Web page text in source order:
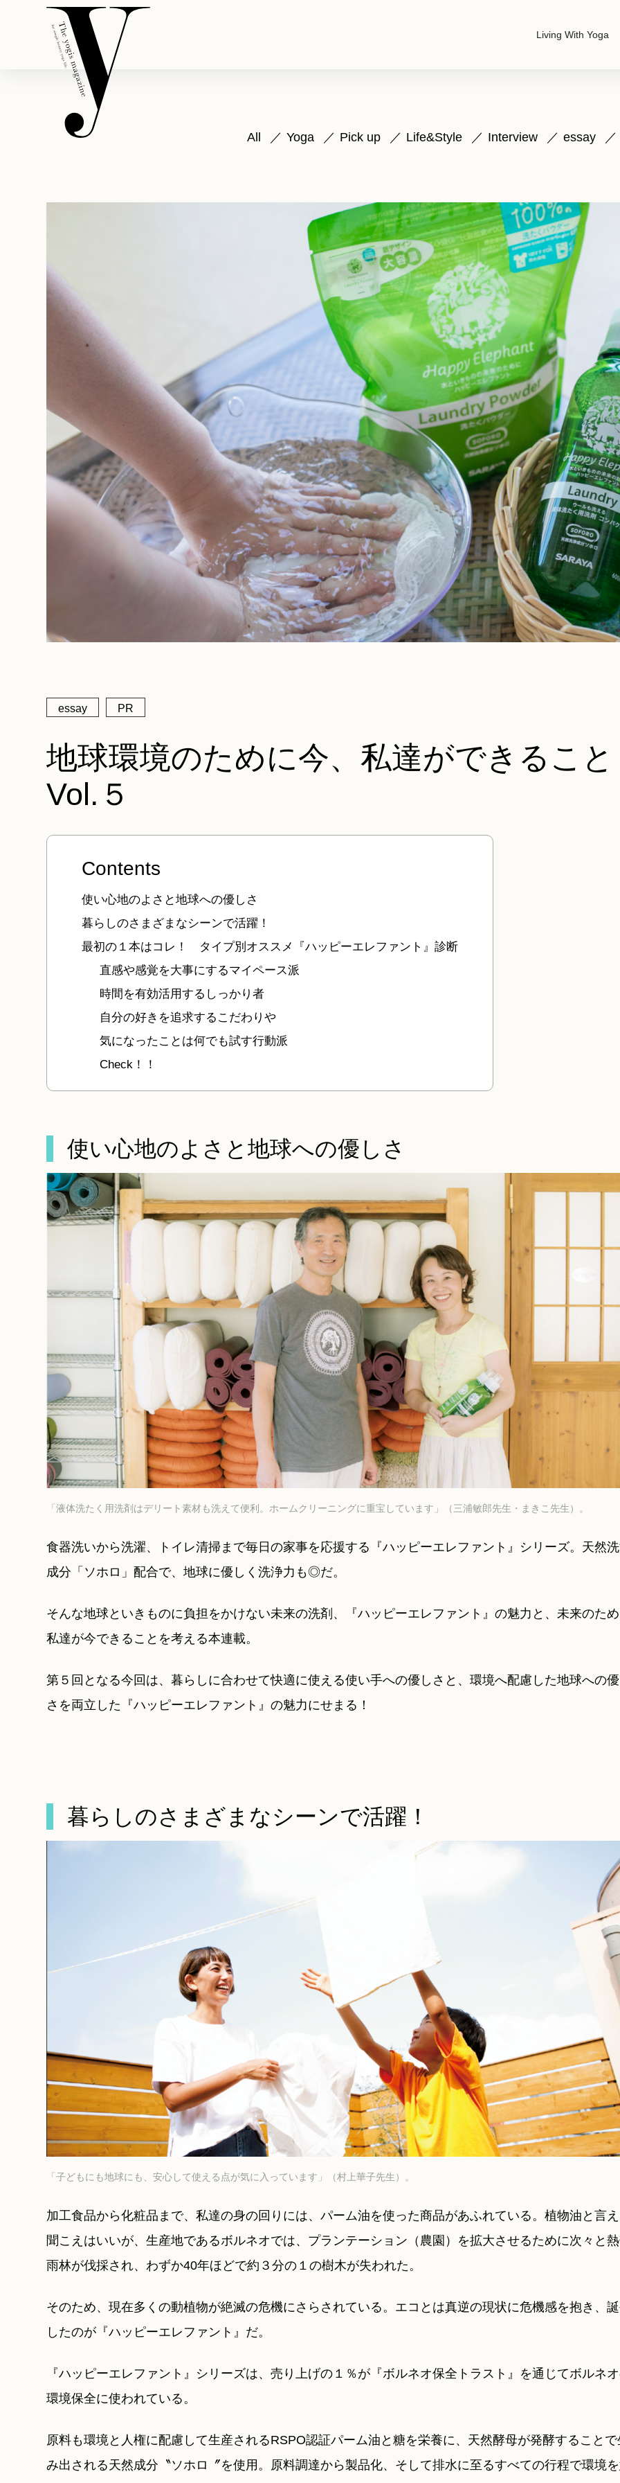
Living With Yoga
All Yoga Pick up Life&Style Interview essay
essay PR
地球環境のために今、私達ができること
Vol.５
Contents
使い心地のよさと地球への優しさ
暮らしのさまざまなシーンで活躍！
最初の１本はコレ！ タイプ別オススメ『ハッピーエレファント』診断
直感や感覚を大事にするマイペース派
時間を有効活用するしっかり者
自分の好きを追求するこだわりや
気になったことは何でも試す行動派
Check！！
使い心地のよさと地球への優しさ
「液体洗たく用洗剤はデリート素材も洗えて便利。ホームクリーニングに重宝しています」（三浦敏郎先生・まきこ先生）。
食器洗いから洗濯、トイレ清掃まで毎日の家事を応援する『ハッピーエレファント』シリーズ。天然
成分「ソホロ」配合で、地球に優しく洗浄力も◎だ。
そんな地球といきものに負担をかけない未来の洗剤、『ハッピーエレファント』の魅力と、未来のた
私達が今できることを考える本連載。
第５回となる今回は、暮らしに合わせて快適に使える使い手への優しさと、環境へ配慮した地球への
さを両立した『ハッピーエレファント』の魅力にせまる！
暮らしのさまざまなシーンで活躍！
「子どもにも地球にも、安心して使える点が気に入っています」（村上華子先生）。
加工食品から化粧品まで、私達の身の回りには、パーム油を使った商品があふれている。植物油と言
聞こえはいいが、生産地であるボルネオでは、プランテーション（農園）を拡大させるために次々と
雨林が伐採され、わずか40年ほどで約３分の１の樹木が失われた。
そのため、現在多くの動植物が絶滅の危機にさらされている。エコとは真逆の現状に危機感を抱き、
したのが『ハッピーエレファント』だ。
『ハッピーエレファント』シリーズは、売り上げの１％が『ボルネオ保全トラスト』を通じてボルネ
環境保全に使われている。
原料も環境と人権に配慮して生産されるRSPO認証パーム油と糖を栄養に、天然酵母が発酵することで
み出される天然成分〝ソホロ〞を使用。原料調達から製品化、そして排水に至るすべての行程で環境